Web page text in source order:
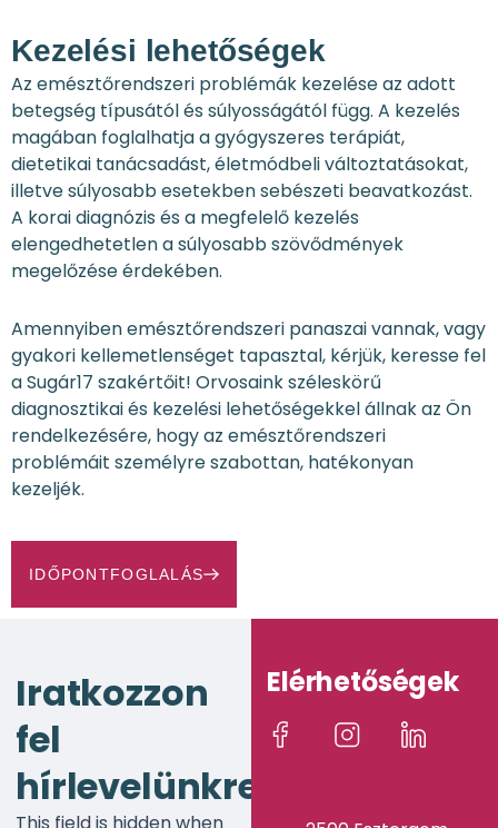
Kezelési lehetőségek
Az emésztőrendszeri problémák kezelése az adott
betegség típusától és súlyosságától függ. A kezelés
magában foglalhatja a gyógyszeres terápiát,
dietetikai tanácsadást, életmódbeli változtatásokat,
illetve súlyosabb esetekben sebészeti beavatkozást.
A korai diagnózis és a megfelelő kezelés
elengedhetetlen a súlyosabb szövődmények
megelőzése érdekében.
Amennyiben emésztőrendszeri panaszai vannak, vagy
gyakori kellemetlenséget tapasztal, kérjük, keresse fel
a Sugár17 szakértőit! Orvosaink széleskörű
diagnosztikai és kezelési lehetőségekkel állnak az Ön
rendelkezésére, hogy az emésztőrendszeri
problémáit személyre szabottan, hatékonyan
kezeljék.
IDŐPONTFOGLALÁS
Iratkozzon
fel
hírlevelünkre!
Elérhetőségek